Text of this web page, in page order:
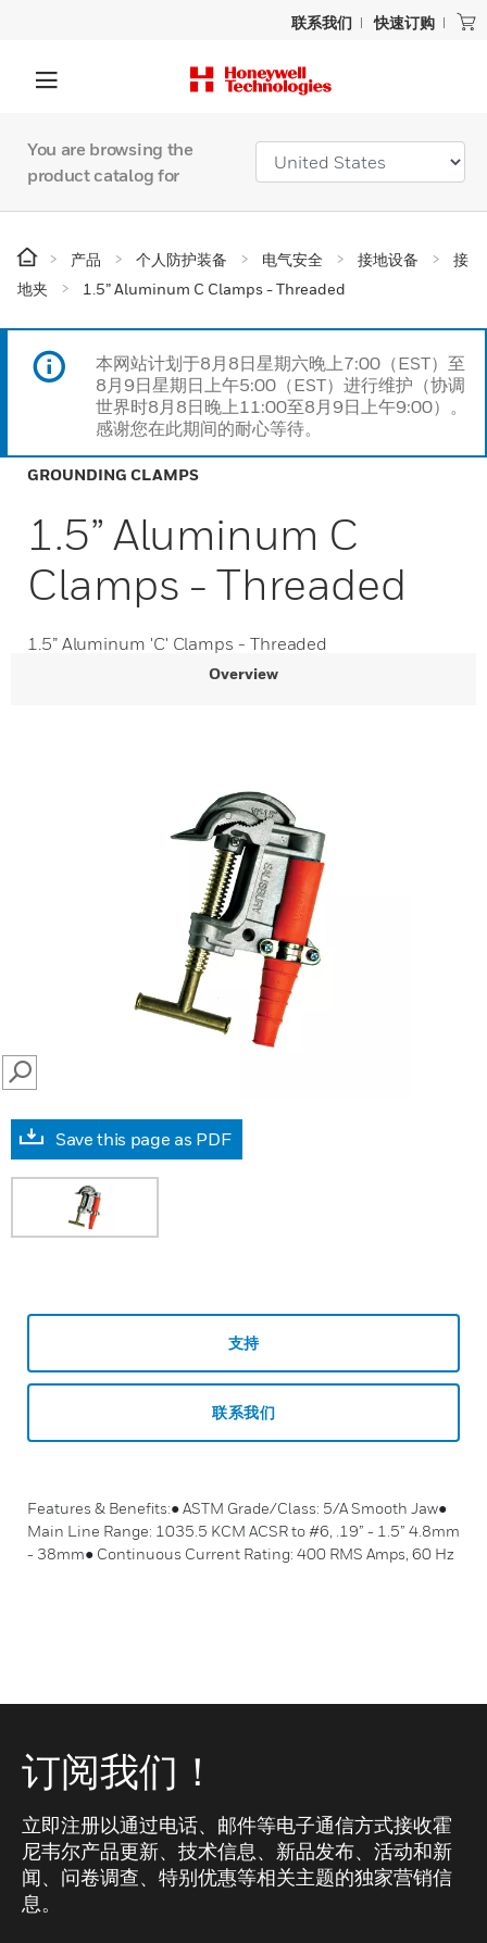
联系我们 快速订购
You are browsing the
product catalog for
产品 个人防护装备 电气安全 接地设备
接
地夹
1.5” Aluminum C Clamps - Threaded
本网站计划于8月8日星期六晚上7:00（EST）至
8月9日星期日上午5:00（EST）进行维护（协调
世界时8月8日晚上11:00至8月9日上午9:00）。
感谢您在此期间的耐心等待。
GROUNDING CLAMPS
1.5” Aluminum C
Clamps - Threaded
1.5” Aluminum 'C' Clamps - Threaded
Overview
SEARCH
Save this page as PDF
支持
联系我们
Features & Benefits:● ASTM Grade/Class: 5/A Smooth Jaw●
Main Line Range: 1035.5 KCM ACSR to #6, .19” - 1.5” 4.8mm
- 38mm● Continuous Current Rating: 400 RMS Amps, 60 Hz
订阅我们！
立即注册以通过电话、邮件等电子通信方式接收霍
尼韦尔产品更新、技术信息、新品发布、活动和新
闻、问卷调查、特别优惠等相关主题的独家营销信
息。